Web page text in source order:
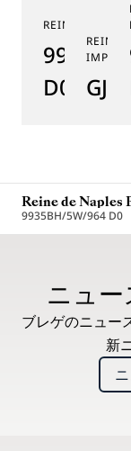
REINE DE
D0
REINE
Reine de Naples
9935BH/5W/964 D0
ニュ
ブレゲのニュー
新